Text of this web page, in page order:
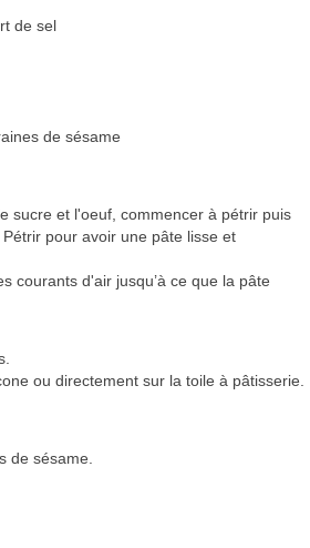
de sel
de sésame
sucre et l'oeuf, commencer à pétrir puis
pour avoir une pâte lisse et
courants d'air jusqu’à ce que la pâte
ou directement sur la toile à pâtisserie.
de sésame.